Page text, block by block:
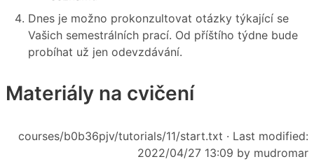
Dnes je možno prokonzultovat otázky týkající se
Vašich semestrálních prací. Od příštího týdne bude
probíhat už jen odevzdávání.
Materiály na cvičení
courses/b0b36pjv/tutorials/11/start.txt · Last modified:
2022/04/27 13:09 by mudromar